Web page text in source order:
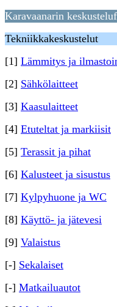
Karavaanarin
Tekniikkakeskustelut
[1] Lämmitys ja
[2] Sähkölaitteet
[3] Kaasulaitteet
[4] Etuteltat ja markiisit
[5] Terassit ja pihat
[6] Kalusteet ja sisustus
[7] Kylpyhuone ja WC
[8] Käyttö- ja jätevesi
[9] Valaistus
[-] Sekalaiset
[-] Matkailuautot